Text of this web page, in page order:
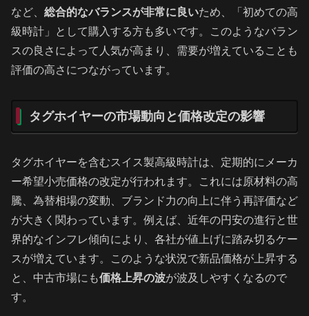
など、 総合的なバランスが非常に良いため、「初めての高
級時計」として購入する方も多いです。このようなバラン
スの良さによって人気が高まり、需要が増えていることも
評価の高さにつながっています。
タグホイヤーの市場動向と価格改定の影響
タグホイヤーを含むスイス製高級時計は、定期的にメーカ
ー希望小売価格の改定が行われます。これには原材料の高
騰、為替相場の変動、ブランド力の向上に伴う再評価など
が大きく関わっています。例えば、近年の円安の進行と世
界的なインフレ傾向により、各社が値上げに踏み切るケー
スが増えています。このような状況で新品価格が上昇する
と、中古市場にも価格上昇の波が波及しやすくなるので
す。